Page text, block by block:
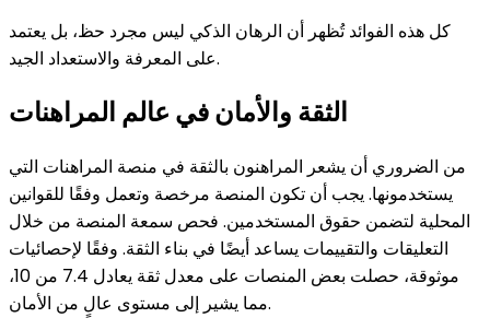
كل هذه الفوائد تُظهر أن الرهان الذكي ليس مجرد حظ، بل يعتمد
على المعرفة والاستعداد الجيد.
الثقة والأمان في عالم المراهنات
من الضروري أن يشعر المراهنون بالثقة في منصة المراهنات التي
يستخدمونها. يجب أن تكون المنصة مرخصة وتعمل وفقًا للقوانين
المحلية لتضمن حقوق المستخدمين. فحص سمعة المنصة من خلال
التعليقات والتقييمات يساعد أيضًا في بناء الثقة. وفقًا لإحصائيات
موثوقة، حصلت بعض المنصات على معدل ثقة يعادل 7.4 من 10،
مما يشير إلى مستوى عالٍ من الأمان.